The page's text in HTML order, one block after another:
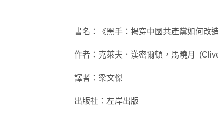
書名：《黑手：揭穿中國共產黨如何改造
作者：克萊夫．漢密爾頓，馬曉月
譯者：梁文傑
出版社：左岸出版